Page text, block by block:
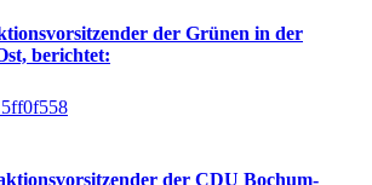
der Grünen in der
berichtet:
der CDU Bochum-